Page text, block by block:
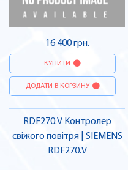
16 400 грн.
КУПИТИ
ДОДАТИ В КОРЗИНУ
RDF270.V Контролер
свіжого повітря | SIEMENS
RDF270.V